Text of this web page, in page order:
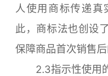
人使用商标传递真
此，商标法也创设
保障商品首次销售后
2.3指示性使用